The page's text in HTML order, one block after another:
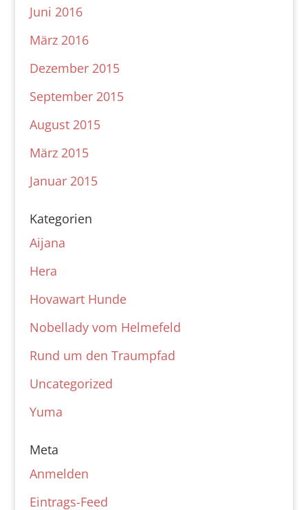
Juni 2016
März 2016
Dezember 2015
September 2015
August 2015
März 2015
Januar 2015
Kategorien
Aijana
Hera
Hovawart Hunde
Nobellady vom Helmefeld
Rund um den Traumpfad
Uncategorized
Yuma
Meta
Anmelden
Eintrags-Feed